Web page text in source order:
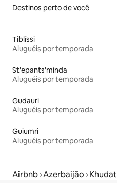
Destinos perto de você
Tiblíssi
Aluguéis por temporada
St'epants'minda
Aluguéis por temporada
Gudauri
Aluguéis por temporada
Guiumri
Aluguéis por temporada
Airbnb Azerbaijão Khudat